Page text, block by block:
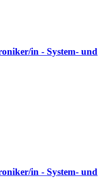
in - System- und
in - System- und